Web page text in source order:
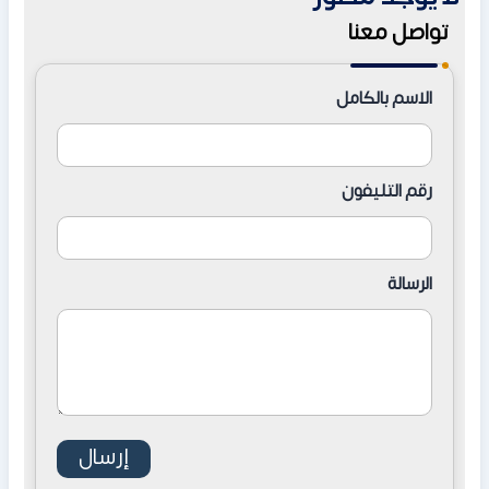
تواصل معنا
الاسم بالكامل
رقم التليفون
الرسالة